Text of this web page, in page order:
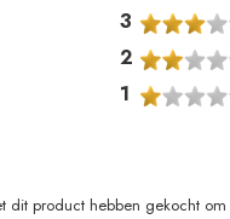
3
2
1
dit product hebben gekocht